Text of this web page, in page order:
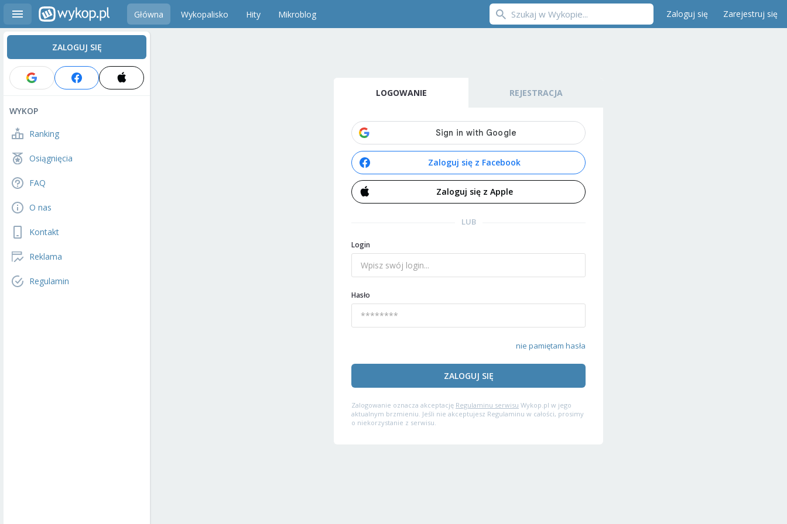
Główna Wykopalisko Hity Mikroblog Zaloguj się Zarejestruj się
ZALOGUJ SIĘ
WYKOP
Ranking
Osiągnięcia
FAQ
O nas
Kontakt
Reklama
Regulamin
LOGOWANIE REJESTRACJA
Zaloguj się z Facebook
Zaloguj się z Apple
LUB
Login
Hasło
nie pamiętam hasła
ZALOGUJ SIĘ
Zalogowanie oznacza akceptację Regulaminu serwisu Wykop.pl w jego
aktualnym brzmieniu. Jeśli nie akceptujesz Regulaminu w całości, prosimy
o niekorzystanie z serwisu.